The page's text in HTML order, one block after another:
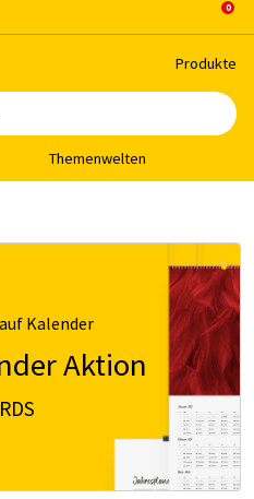
Pro­duk­te
The­men­wel­ten
Kalender
Aktion